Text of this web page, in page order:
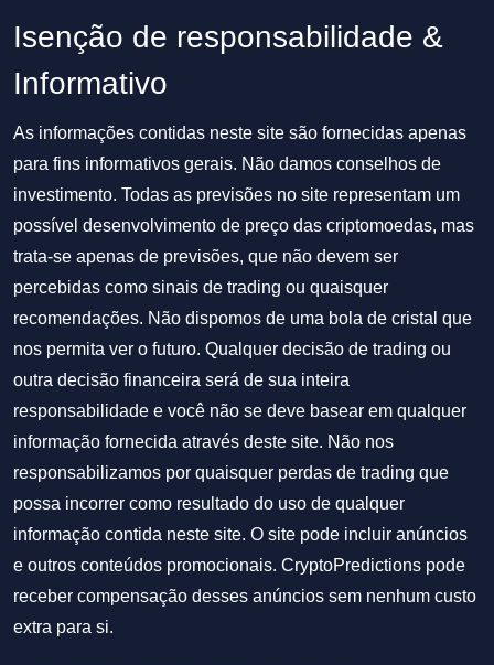
Isenção de responsabilidade &
Informativo
As informações contidas neste site são fornecidas apenas
para fins informativos gerais. Não damos conselhos de
investimento. Todas as previsões no site representam um
possível desenvolvimento de preço das criptomoedas, mas
trata-se apenas de previsões, que não devem ser
percebidas como sinais de trading ou quaisquer
recomendações. Não dispomos de uma bola de cristal que
nos permita ver o futuro. Qualquer decisão de trading ou
outra decisão financeira será de sua inteira
responsabilidade e você não se deve basear em qualquer
informação fornecida através deste site. Não nos
responsabilizamos por quaisquer perdas de trading que
possa incorrer como resultado do uso de qualquer
informação contida neste site. O site pode incluir anúncios
e outros conteúdos promocionais. CryptoPredictions pode
receber compensação desses anúncios sem nenhum custo
extra para si.